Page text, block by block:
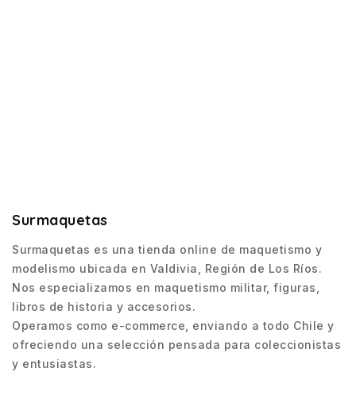
Surmaquetas
Surmaquetas es una tienda online de maquetismo y
modelismo ubicada en Valdivia, Región de Los Ríos.
Nos especializamos en maquetismo militar, figuras,
libros de historia y accesorios.
Operamos como e-commerce, enviando a todo Chile y
ofreciendo una selección pensada para coleccionistas
y entusiastas.